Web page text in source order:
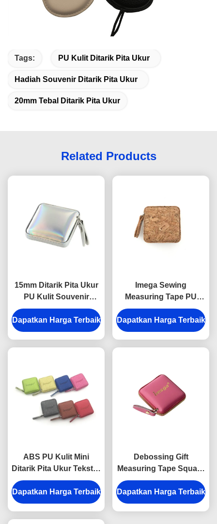
Tags: PU Kulit Ditarik Pita Ukur
Hadiah Souvenir Ditarik Pita Ukur
20mm Tebal Ditarik Pita Ukur
Related Products
15mm Ditarik Pita Ukur
PU Kulit Souvenir
Hadiah Warna Jelly
Dapatkan Harga Terbaik
Imega Sewing
Measuring Tape PU
ABS Square 15mm
Souvenir Gift
Dapatkan Harga Terbaik
ABS PU Kulit Mini
Ditarik Pita Ukur Tekstur
Kain Debossing Logo
Souvenir
Dapatkan Harga Terbaik
Debossing Gift
Measuring Tape Square
Embossed Logo ABS
PU
Dapatkan Harga Terbaik